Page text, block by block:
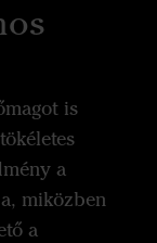
is
a
miközben
a